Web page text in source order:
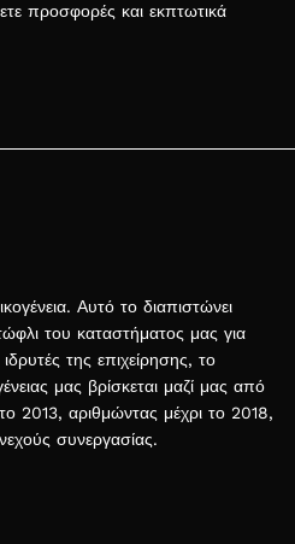
προσφορές και εκπτωτικά
Αυτό το διαπιστώνει
του καταστήματος μας για
της επιχείρησης, το
μας βρίσκεται μαζί μας από
2013, αριθμώντας μέχρι το 2018,
συνεργασίας.